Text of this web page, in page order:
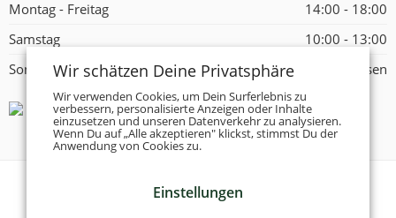
Montag - Freitag
14:00 - 18:00
Samstag
10:00 - 13:00
Sonntag
Geschlossen
Tanzschuhe Otto München e.K.
Wir schätzen Deine Privatsphäre
Wir verwenden Cookies, um Dein Surferlebnis zu
verbessern, personalisierte Anzeigen oder Inhalte
einzusetzen und unseren Datenverkehr zu analysieren.
Wenn Du auf „Alle akzeptieren" klickst, stimmst Du der
Anwendung von Cookies zu.
Einstellungen